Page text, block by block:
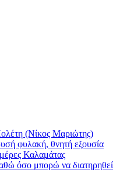
(Νίκος Μαριώτης)
φυλακή, θνητή εξουσία
Καλαμάτας
όσο μπορώ να διατηρηθεί